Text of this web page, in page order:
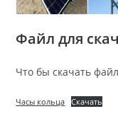
Файл для
Что бы скачать
Часы кольца Скачать